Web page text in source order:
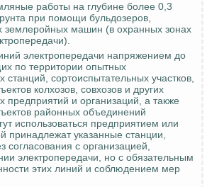
работы на глубине более 0,3
при помощи бульдозеров,
землеройных машин (в охранных зонах
электропередачи напряжением до
по территории опытных
станций, сортоиспытательных участков,
колхозов, совхозов и других
предприятий и организаций, а также
районных объединений
использоваться предприятием или
принадлежат указанные станции,
согласования с организацией,
электропередачи, но с обязательным
этих линий и соблюдением мер